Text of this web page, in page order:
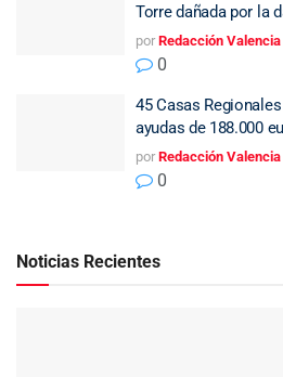
Torre dañada por la
por Redacción Valencia
0
45 Casas
ayudas de 188.000
por Redacción Valencia
0
Noticias Recientes